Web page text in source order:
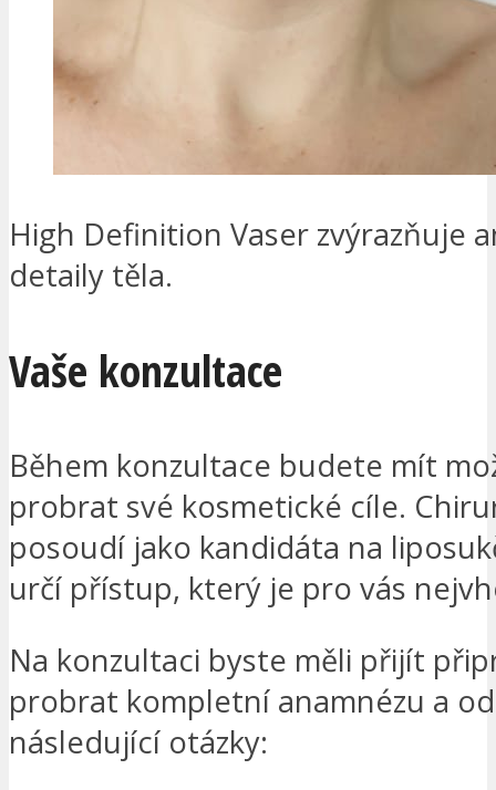
High Definition Vaser zvýrazňuje
detaily těla.
Vaše konzultace
Během konzultace budete mít
probrat své kosmetické cíle.
posoudí jako kandidáta na
určí přístup, který je pro vás
Na konzultaci byste měli přijít
probrat kompletní anamnézu a
následující otázky: